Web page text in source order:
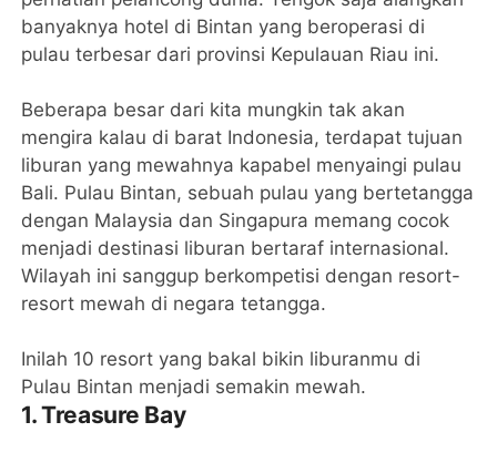
banyaknya hotel di Bintan yang beroperasi di
pulau terbesar dari provinsi Kepulauan Riau ini.
Beberapa besar dari kita mungkin tak akan
mengira kalau di barat Indonesia, terdapat tujuan
liburan yang mewahnya kapabel menyaingi pulau
Bali. Pulau Bintan, sebuah pulau yang bertetangga
dengan Malaysia dan Singapura memang cocok
menjadi destinasi liburan bertaraf internasional.
Wilayah ini sanggup berkompetisi dengan resort-
resort mewah di negara tetangga.
Inilah 10 resort yang bakal bikin liburanmu di
Pulau Bintan menjadi semakin mewah.
1. Treasure Bay